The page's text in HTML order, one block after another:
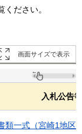
ださい。
画面サイズで表示
入札公告等
類一式（宮崎1地区